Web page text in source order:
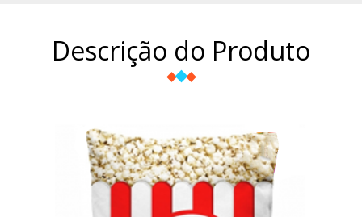
Descrição do Produto